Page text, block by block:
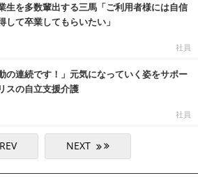
生を多数輩出する三馬「ご利用者様には自信
して卒業してもらいたい」
社員
の連続です！」元気になっていく姿をサポー
スの自立支援介護
社員